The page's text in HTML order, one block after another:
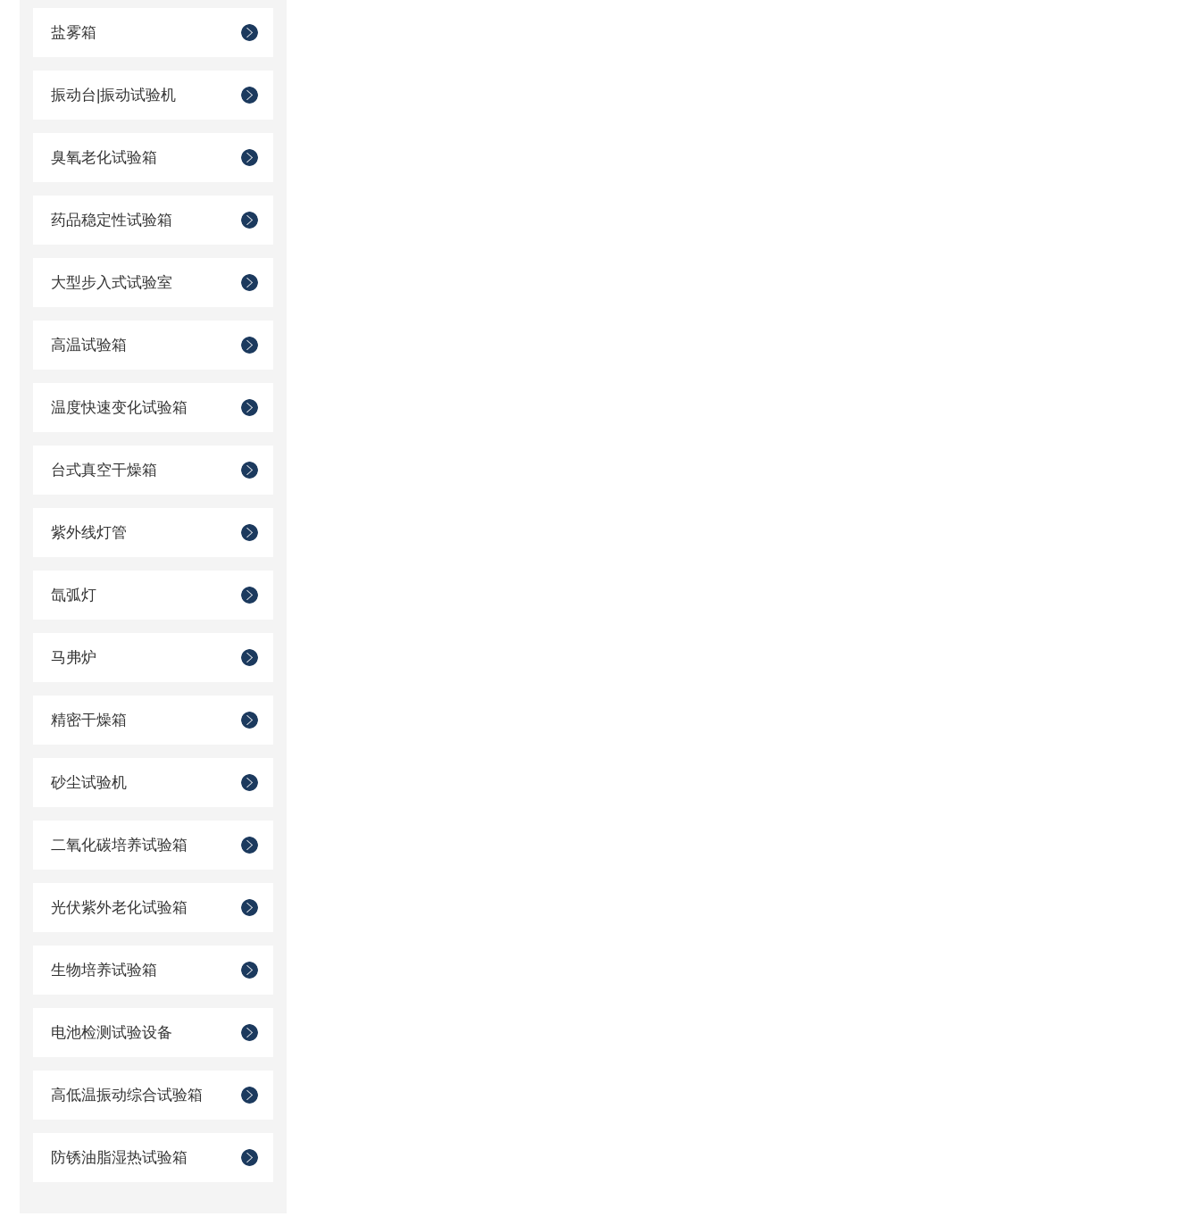
盐雾箱
振动台|振动试验机
臭氧老化试验箱
药品稳定性试验箱
大型步入式试验室
高温试验箱
温度快速变化试验箱
台式真空干燥箱
紫外线灯管
氙弧灯
马弗炉
精密干燥箱
砂尘试验机
二氧化碳培养试验箱
光伏紫外老化试验箱
生物培养试验箱
电池检测试验设备
高低温振动综合试验箱
防锈油脂湿热试验箱